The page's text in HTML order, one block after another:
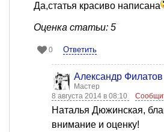
Да,статья красиво написана
Оценка статьи: 5
0 Ответить
Александр Филатов
Мастер
8 августа 2014 в 08:10
Наталья Дюжинская,
внимание и оценку!